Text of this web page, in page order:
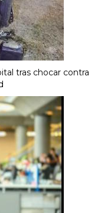
tras chocar contra